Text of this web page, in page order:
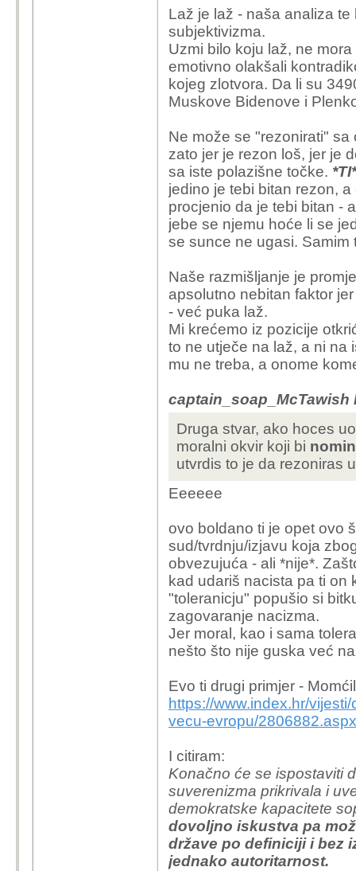
sto proizlazi iz necijih
Laž je laž - naša analiza
subjektivizma.
Uzmi bilo koju laž, ne
emotivno olakšali
kojeg zlotvora. Da li su
Muskove Bidenove i
Ne može se "rezonirati"
zato jer je rezon loš, jer je
sa iste polazišne točke.
jedino je tebi bitan rezon,
procjenio da je tebi bitan -
jebe se njemu hoće li se
se sunce ne ugasi.
Naše razmišljanje je
apsolutno nebitan faktor
- već puka laž.
Mi krećemo iz pozicije
to ne utječe na laž, a ni na
mu ne treba, a onome
captain_soap_McTawish
Druga stvar, ako hoces
moralni okvir koji bi
utvrdis to je da rezoniras
Eeeeee
ovo boldano ti je opet ovo
sud/tvrdnju/izjavu koja
obvezujuća - ali *nije*.
kad udariš nacista pa ti on
"toleranicju" popušio si
zagovaranje nacizma.
Jer moral, kao i sama
nešto što nije guska već
Evo ti drugi primjer -
https://www.index.hr/
vecu-evropu/2806882.aspx
I citiram:
Konačno će se ispostaviti
suverenizma prikrivala i
demokratske kapacitete
dovoljno iskustva pa
države po definiciji i bez
jednako autoritarnost.